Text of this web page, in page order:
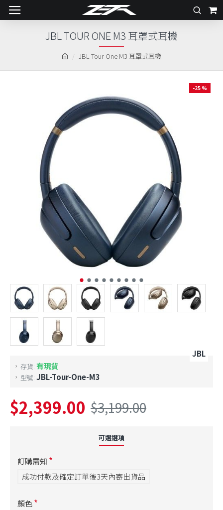
JBL Tour One M3 耳罩式耳機
JBL TOUR ONE M3 耳罩式耳機
-25 %
存貨: 有現貨
型號: JBL-Tour-One-M3
JBL
$2,399.00 $3,199.00
可選選項
訂購需知
成功付款及確定訂單後3天內寄出貨品
顏色